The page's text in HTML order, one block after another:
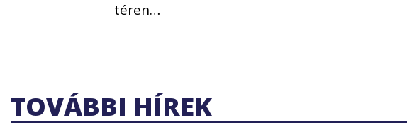
téren…
TOVÁBBI HÍREK